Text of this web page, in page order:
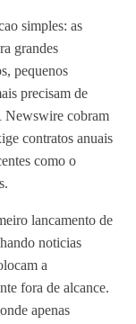
simples: as
grandes
pequenos
precisam de
Newswire cobram
contratos anuais
como o
lancamento de
noticias
a
fora de alcance.
apenas